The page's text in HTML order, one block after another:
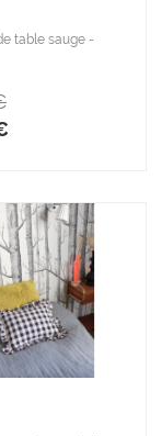
table sauge -